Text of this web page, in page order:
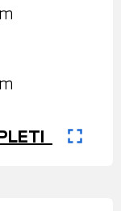
fullscreen